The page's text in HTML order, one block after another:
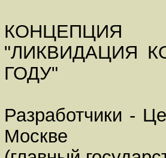
КОНЦЕПЦИЯ
"ЛИКВИДАЦИЯ
ГОДУ"
Разработчики -
Москве